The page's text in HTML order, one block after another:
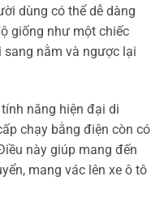
dùng có thể dễ dàng
giống như một chiếc
nằm và ngược lại
năng hiện đại di
chạy bằng điện còn có
này giúp mang đến
mang vác lên xe ô tô